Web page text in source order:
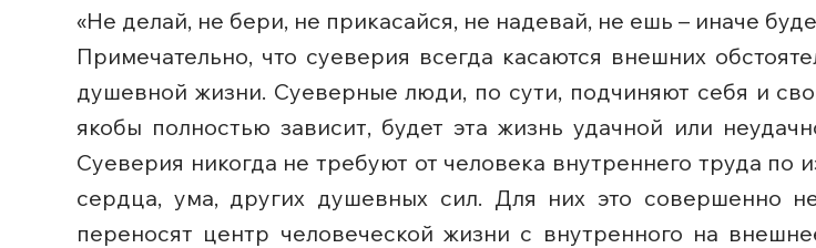
«Не делай, не бери, не прикасайся, не надевай, не ешь – иначе
Примечательно, что суеверия всегда касаются внешних
душевной жизни. Суеверные люди, по сути, подчиняют себя и
якобы полностью зависит, будет эта жизнь удачной или
Суеверия никогда не требуют от человека внутреннего труда
сердца, ума, других душевных сил. Для них это совершенно
переносят центр человеческой жизни с внутренного на